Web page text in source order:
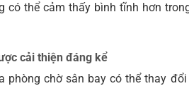
có thể cảm thấy bình tĩnh hơn
cải thiện đáng kể
phòng chờ sân bay có thể thay